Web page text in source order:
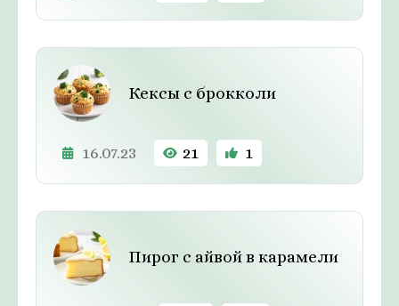
Кексы с брокколи
16.07.23 21 1
Пирог с айвой в карамели